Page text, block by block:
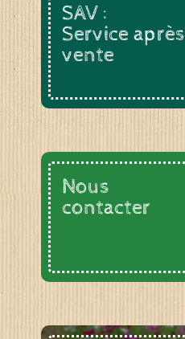
SAV :
Service après
vente
Nous
contacter